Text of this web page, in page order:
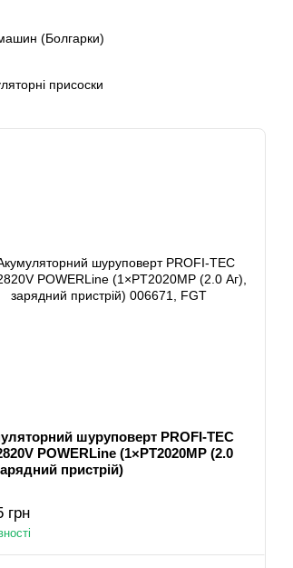
(Болгарки)
присоски
шуруповерт PROFI-TEC
POWERLine (1×PT2020MP (2.0
пристрій)
грн